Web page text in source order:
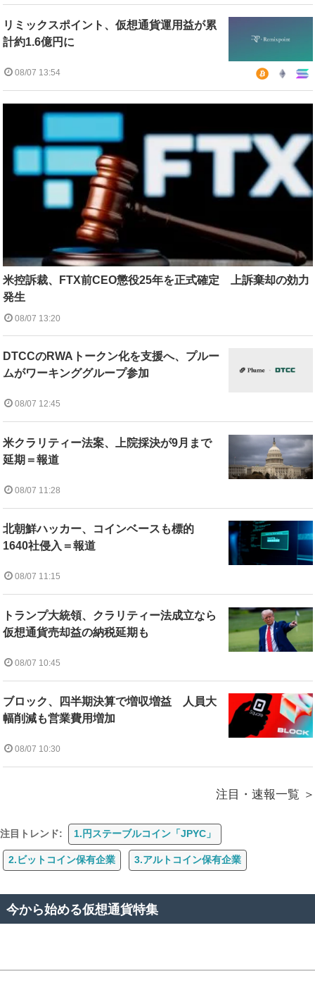
リミックスポイント、仮想通貨運用益が累
計約1.6億円に
08/07 13:54
米控訴裁、FTX前CEO懲役25年を正式確定 上訴棄却の効力
発生
08/07 13:20
DTCCのRWAトークン化を支援へ、プルー
ムがワーキンググループ参加
08/07 12:45
米クラリティー法案、上院採決が9月まで
延期＝報道
08/07 11:28
北朝鮮ハッカー、コインベースも標的
1640社侵入＝報道
08/07 11:15
トランプ大統領、クラリティー法成立なら
仮想通貨売却益の納税延期も
08/07 10:45
ブロック、四半期決算で増収増益 人員大
幅削減も営業費用増加
08/07 10:30
注目・速報一覧
注目トレンド: 1.円ステーブルコイン「JPYC」
2.ビットコイン保有企業 3.アルトコイン保有企業
今から始める仮想通貨特集